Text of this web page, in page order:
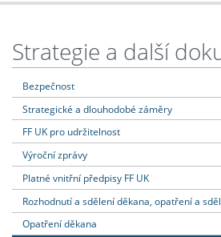
Strategie a další
Bezpečnost
Strategické a dlouhodobé záměry
FF UK pro udržitelnost
Výroční zprávy
Platné vnitřní předpisy FF UK
Rozhodnutí a sdělení děkana, opatření a
Opatření děkana